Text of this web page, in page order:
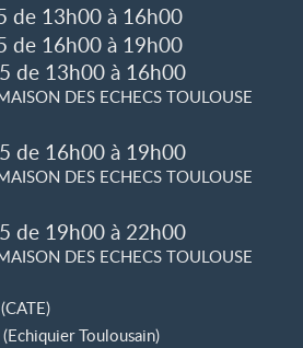
de 13h00 à 16h00
de 16h00 à 19h00
de 13h00 à 16h00
DES ECHECS TOULOUSE
de 16h00 à 19h00
DES ECHECS TOULOUSE
de 19h00 à 22h00
DES ECHECS TOULOUSE
Toulousain)